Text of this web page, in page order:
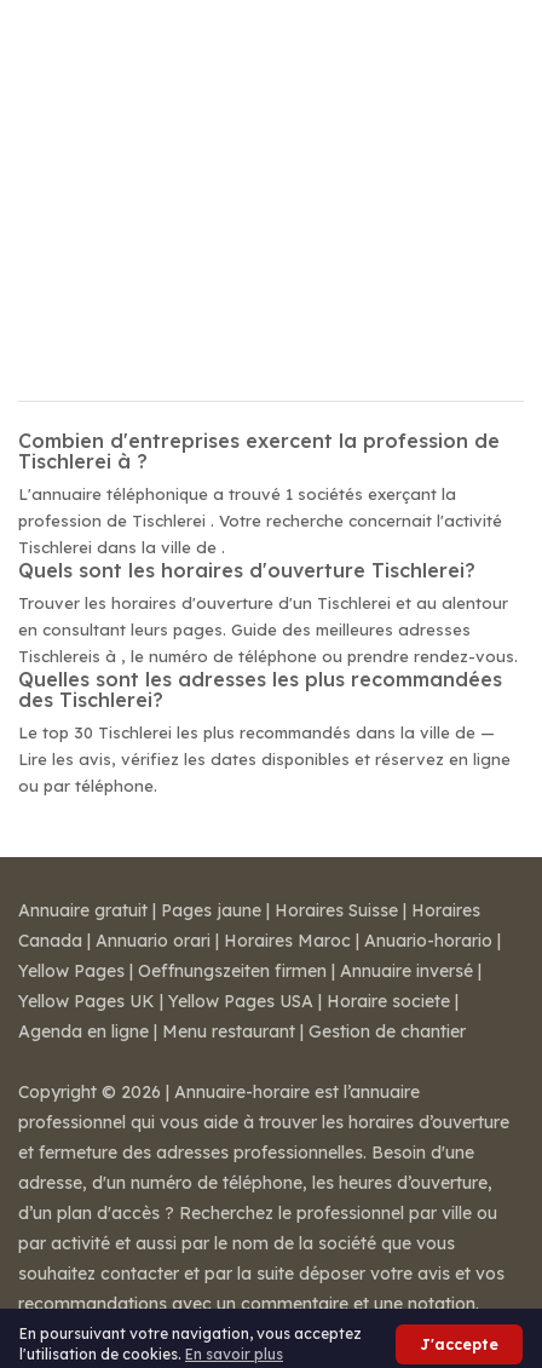
Combien d'entreprises exercent la profession de
Tischlerei à ?
L'annuaire téléphonique a trouvé 1 sociétés exerçant la
profession de Tischlerei . Votre recherche concernait l'activité
Tischlerei dans la ville de .
Quels sont les horaires d'ouverture Tischlerei?
Trouver les horaires d'ouverture d'un Tischlerei et au alentour
en consultant leurs pages. Guide des meilleures adresses
Tischlereis à , le numéro de téléphone ou prendre rendez-vous.
Quelles sont les adresses les plus recommandées
des Tischlerei?
Le top 30 Tischlerei les plus recommandés dans la ville de —
Lire les avis, vérifiez les dates disponibles et réservez en ligne
ou par téléphone.
En poursuivant votre navigation, vous acceptez
l'utilisation de cookies. En savoir plus
J'accepte
Annuaire gratuit | Pages jaune | Horaires Suisse | Horaires
Canada | Annuario orari | Horaires Maroc | Anuario-horario |
Yellow Pages | Oeffnungszeiten firmen | Annuaire inversé |
Yellow Pages UK | Yellow Pages USA | Horaire societe |
Agenda en ligne | Menu restaurant | Gestion de chantier
Copyright © 2026 | Annuaire-horaire est l’annuaire
professionnel qui vous aide à trouver les horaires d’ouverture
et fermeture des adresses professionnelles. Besoin d'une
adresse, d'un numéro de téléphone, les heures d’ouverture,
d’un plan d'accès ? Recherchez le professionnel par ville ou
par activité et aussi par le nom de la société que vous
souhaitez contacter et par la suite déposer votre avis et vos
recommandations avec un commentaire et une notation.
Mentions légales-Conditions de ventes-Contact